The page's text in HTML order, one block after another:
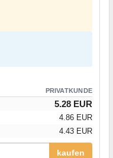
PRIVATKUNDE
5.28 EUR
4.86 EUR
4.43 EUR
kaufen